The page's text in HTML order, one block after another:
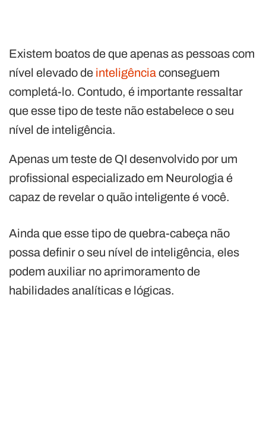
Existem boatos de que apenas as pessoas com
nível elevado de inteligênciaconseguem
completá-lo. Contudo, é importante ressaltar
que esse tipo de teste não estabelece o seu
nível de inteligência.
Apenas um teste de QI desenvolvido por um
profissional especializado em Neurologia é
capaz de revelar o quão inteligente é você.
Ainda que esse tipo de quebra-cabeça não
possa definir o seu nível de inteligência, eles
podem auxiliar no aprimoramento de
habilidades analíticas e lógicas.